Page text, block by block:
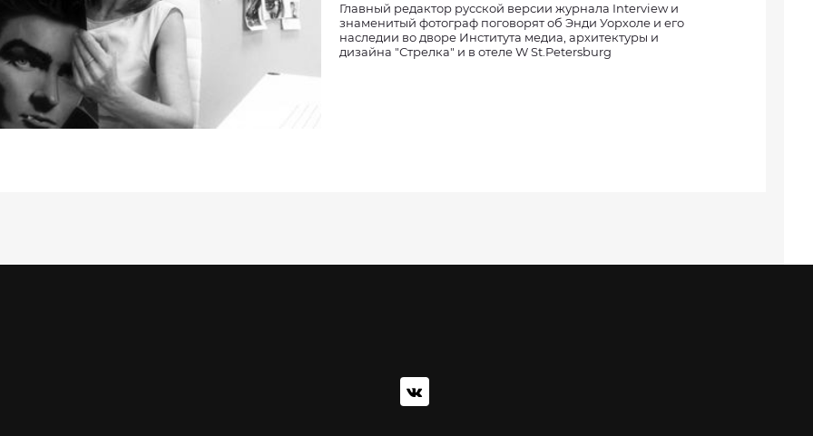
Главный редактор русской версии журнала Interview и
знаменитый фотограф поговорят об Энди Уорхоле и его
наследии во дворе Института медиа, архитектуры и
дизайна "Стрелка" и в отеле W St.Petersburg